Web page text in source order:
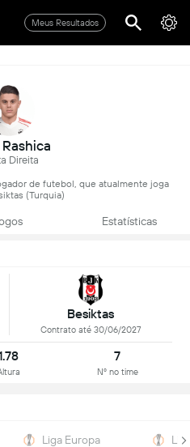
Meus Resultados
Direita
de futebol, que atualmente joga
(Turquia)
Estatísticas
Besiktas
Contrato até 30/06/2027
7
Nº no time
Liga Europa